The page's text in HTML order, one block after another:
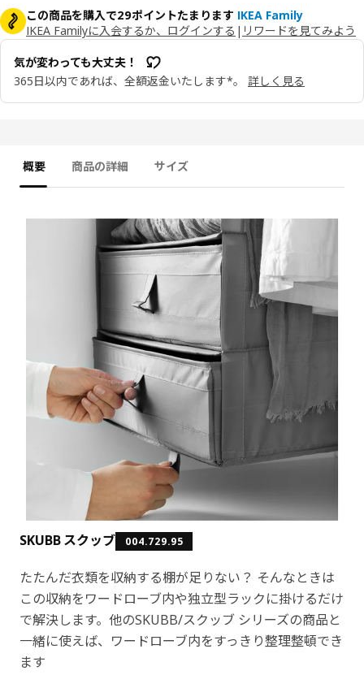
この商品を購入で29ポイントたまります IKEA Family
IKEA Familyに入会するか、ログインする | リワードを見てみよう
気が変わっても大丈夫！
365日以内であれば、全額返金いたします*。
詳しく見る
概要 商品の詳細 サイズ
SKUBB スクッブ 004.729.95
たたんだ衣類を収納する棚が足りない？ そんなときは
この収納をワードローブ内や独立型ラックに掛けるだけ
で解決します。他のSKUBB/スクッブ シリーズの商品と
一緒に使えば、ワードローブ内をすっきり整理整頓でき
ます